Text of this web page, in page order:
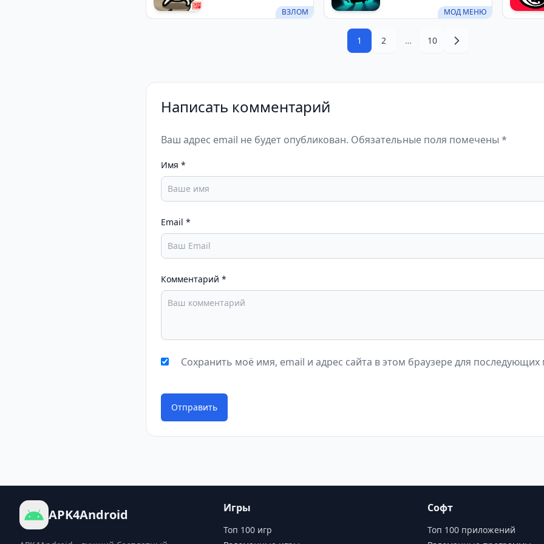
ВЗЛОМ МОД МЕНЮ
1 2 … 10
Написать комментарий
Ваш адрес email не будет опубликован. Обязательные поля помечены *
Имя *
Email *
Комментарий *
Сохранить моё имя, email и адрес сайта в этом браузере для
Отправить
APK4Android Игры
Топ 100 игр
Софт
Топ 100 приложений